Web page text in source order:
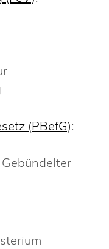
(PBefG):
Gebündelter